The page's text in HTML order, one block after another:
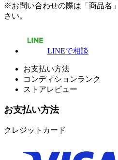
※お問い合わせの際は「商品名
さい。
LINEで相談
お支払い方法
コンディションランク
ストアレビュー
お支払い方法
クレジットカード